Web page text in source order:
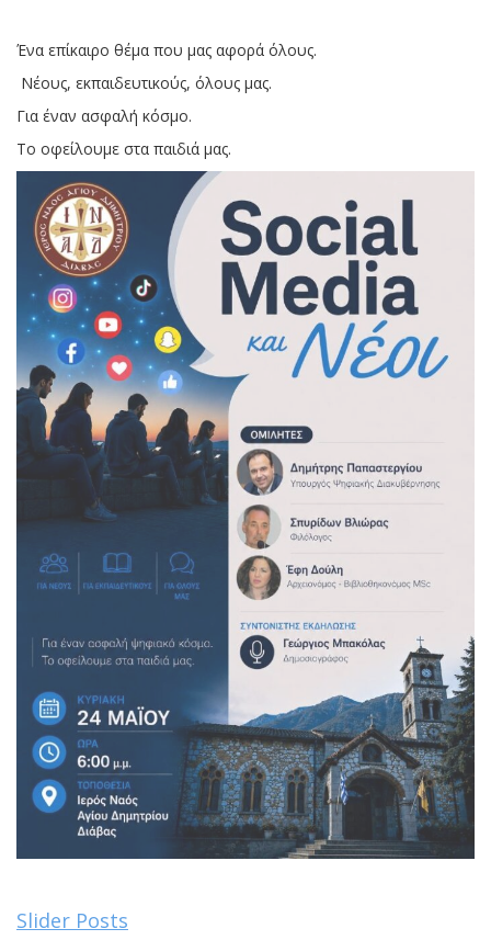
Ένα επίκαιρο θέμα που μας αφορά όλους.
Νέους, εκπαιδευτικούς, όλους μας.
Για έναν ασφαλή κόσμο.
Το οφείλουμε στα παιδιά μας.
Slider Posts